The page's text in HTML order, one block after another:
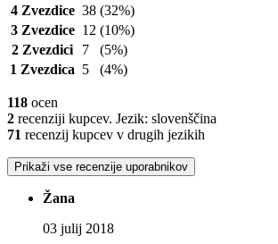
4 Zvezdice 38 (32%)
3 Zvezdice 12 (10%)
2 Zvezdici
7
(5%)
1 Zvezdica 5 (4%)
118 ocen
2 recenziji kupcev. Jezik: slovenščina
71 recenzij kupcev v drugih jezikih
Prikaži vse recenzije uporabnikov
Žana
03 julij 2018